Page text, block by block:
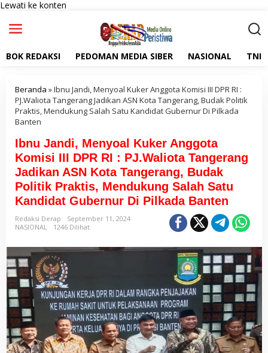
Lewati ke konten
BOK REDAKSI PEDOMAN MEDIA SIBER NASIONAL TNI
Beranda »Ibnu Jandi, Menyoal Kuker Anggota Komisi III DPR RI :
PJ.Waliota Tangerang Jadikan ASN Kota Tangerang, Budak Politik
Praktis, Mendukung Salah Satu Kandidat Gubernur Di Pilkada
Banten
Ibnu Jandi, Menyoal Kuker Anggota
Komisi III DPR RI : PJ.Waliota Tangerang
Jadikan ASN Kota Tangerang, Budak
Politik Praktis, Mendukung Salah Satu
Kandidat Gubernur Di Pilkada Banten
Redaksi Derap
September 11, 2024
NASIONAL
1246 Dilihat